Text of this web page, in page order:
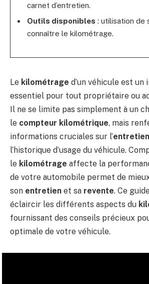
carnet d’entretien.
Outils disponibles : utilisation de
connaître le kilométrage.
Le kilométrage d’un véhicule est un
essentiel pour tout propriétaire ou
Il ne se limite pas simplement à un
le compteur kilométrique, mais
informations cruciales sur l’entretien
l’historique d’usage du véhicule.
le kilométrage affecte la
de votre automobile permet de
son entretien et sa revente. Ce
éclaircir les différents aspects du
fournissant des conseils précieux
optimale de votre véhicule.